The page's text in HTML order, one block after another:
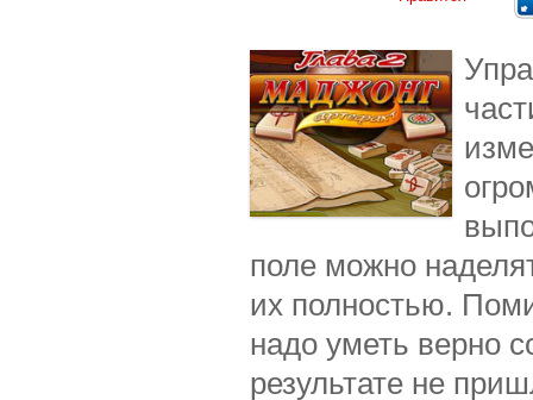
поле можно
их полностью.
надо уметь верно
результате не